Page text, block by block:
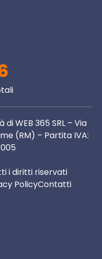
WEB 365 SRL – Via
(RM) – Partita IVA:
i diritti riservati
PolicyContatti